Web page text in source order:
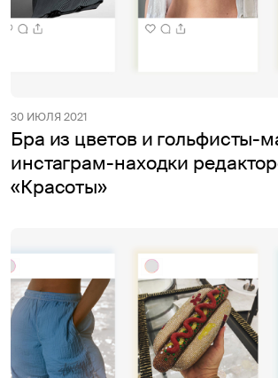
30 ИЮЛЯ 2021
Бра из цветов и гольфисты-
инстаграм-находки
«Красоты»